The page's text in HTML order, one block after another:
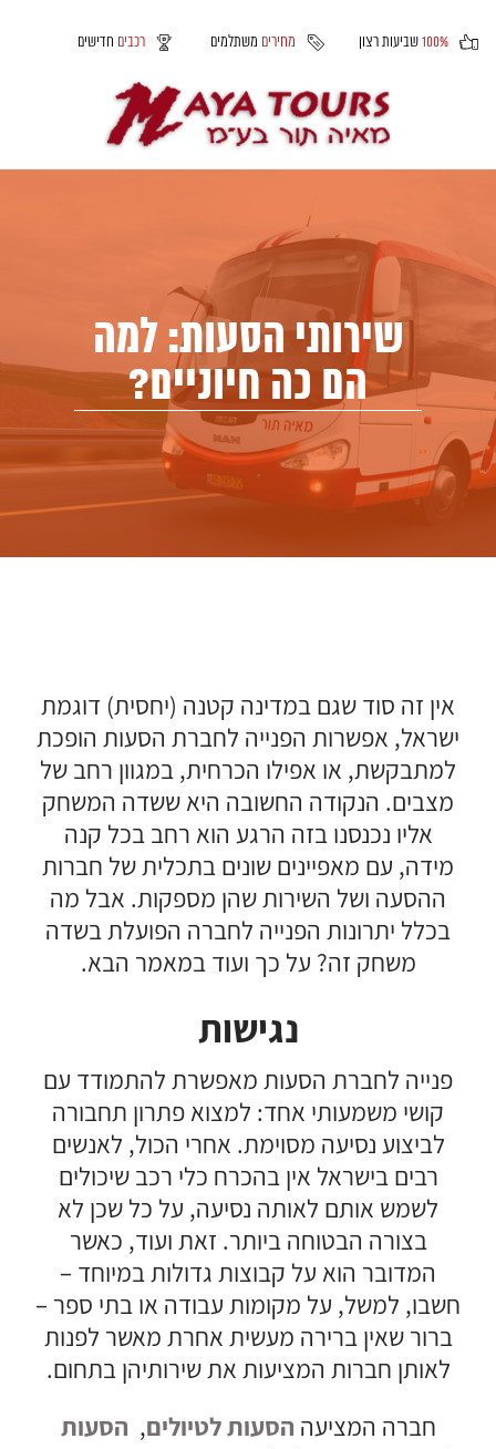
100%שביעות רצון מחירים משתלמים רכבים חדישים
שירותי הסעות: למה
הם כה חיוניים?
אין זה סוד שגם במדינה קטנה (יחסית) דוגמת
ישראל, אפשרות הפנייה לחברת הסעות הופכת
למתבקשת, או אפילו הכרחית, במגוון רחב של
מצבים. הנקודה החשובה היא ששדה המשחק
אליו נכנסנו בזה הרגע הוא רחב בכל קנה
מידה, עם מאפיינים שונים בתכלית של חברות
ההסעה ושל השירות שהן מספקות. אבל מה
בכלל יתרונות הפנייה לחברה הפועלת בשדה
משחק זה? על כך ועוד במאמר הבא.
נגישות
פנייה לחברת הסעות מאפשרת להתמודד עם
קושי משמעותי אחד: למצוא פתרון תחבורה
לביצוע נסיעה מסוימת. אחרי הכול, לאנשים
רבים בישראל אין בהכרח כלי רכב שיכולים
לשמש אותם לאותה נסיעה, על כל שכן לא
בצורה הבטוחה ביותר. זאת ועוד, כאשר
המדובר הוא על קבוצות גדולות במיוחד –
חשבו, למשל, על מקומות עבודה או בתי ספר –
ברור שאין ברירה מעשית אחרת מאשר לפנות
לאותן חברות המציעות את שירותיהן בתחום.
חברה המציעה הסעות לטיולים, הסעות